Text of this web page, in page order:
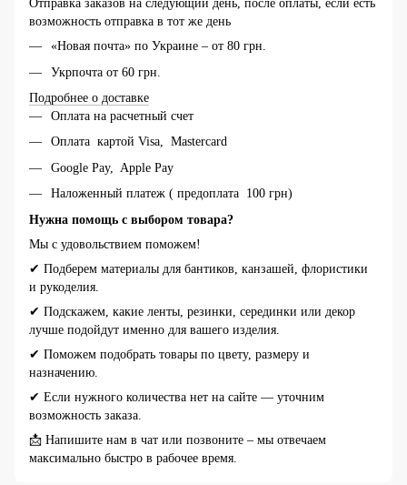
Отправка заказов на следующий день, после оплаты, если есть
возможность отправка в тот же день
«Новая почта» по Украине – от 80 грн.
Укрпочта от 60 грн.
Подробнее о доставке
Оплата на расчетный счет
Оплата картой Visa, Mastercard
Google Pay, Apple Pay
Наложенный платеж ( предоплата 100 грн)
Нужна помощь с выбором товара?
Мы с удовольствием поможем!
✔ Подберем материалы для бантиков, канзашей, флористики
и рукоделия.
✔ Подскажем, какие ленты, резинки, серединки или декор
лучше подойдут именно для вашего изделия.
✔ Поможем подобрать товары по цвету, размеру и
назначению.
✔ Если нужного количества нет на сайте — уточним
возможность заказа.
📩 Напишите нам в чат или позвоните – мы отвечаем
максимально быстро в рабочее время.